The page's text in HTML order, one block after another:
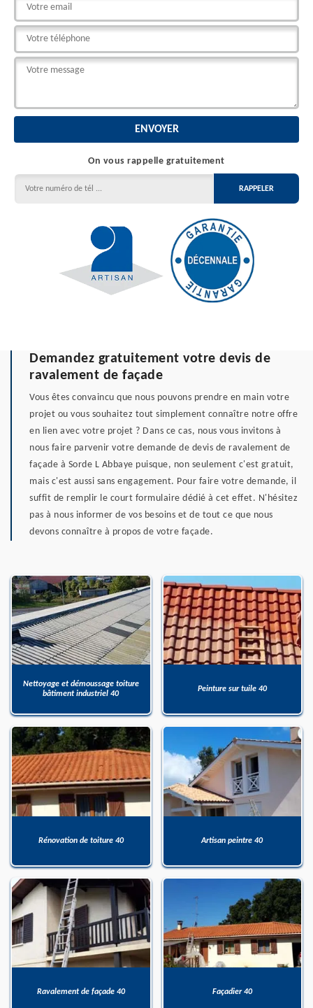
On vous rappelle gratuitement
Demandez gratuitement votre devis de
ravalement de façade
Vous êtes convaincu que nous pouvons prendre en main votre
projet ou vous souhaitez tout simplement connaître notre offre
en lien avec votre projet ? Dans ce cas, nous vous invitons à
nous faire parvenir votre demande de devis de ravalement de
façade à Sorde L Abbaye puisque, non seulement c'est gratuit,
mais c'est aussi sans engagement. Pour faire votre demande, il
suffit de remplir le court formulaire dédié à cet effet. N'hésitez
pas à nous informer de vos besoins et de tout ce que nous
devons connaître à propos de votre façade.
Nettoyage et démoussage toiture
bâtiment industriel 40
Peinture sur tuile 40
Rénovation de toiture 40 Artisan peintre 40
Ravalement de façade 40 Façadier 40